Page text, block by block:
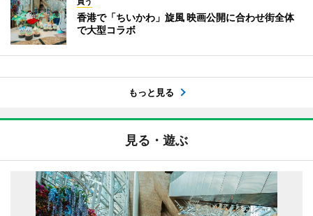
香港で「ちいかわ」旋風 映画公開に合わせ街全体
で大型コラボ
もっと見る
見る・遊ぶ